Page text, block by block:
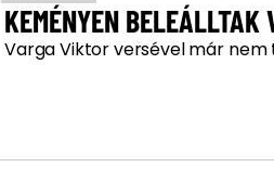
KEMÉNYEN BELEÁLLTAK
Varga Viktor versével már